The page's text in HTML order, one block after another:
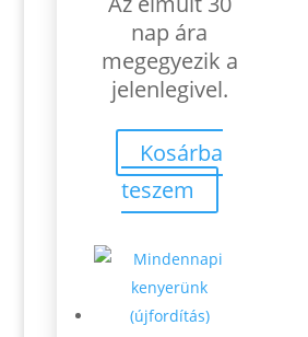
was:
16.30€.
nap ára
megegyezik a
jelenlegivel.
Kosárba
teszem